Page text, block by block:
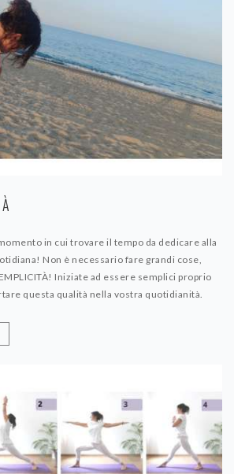
in cui trovare il tempo da dedicare alla
Non è necessario fare grandi cose,
Iniziate ad essere semplici proprio
questa qualità nella vostra quotidianità.